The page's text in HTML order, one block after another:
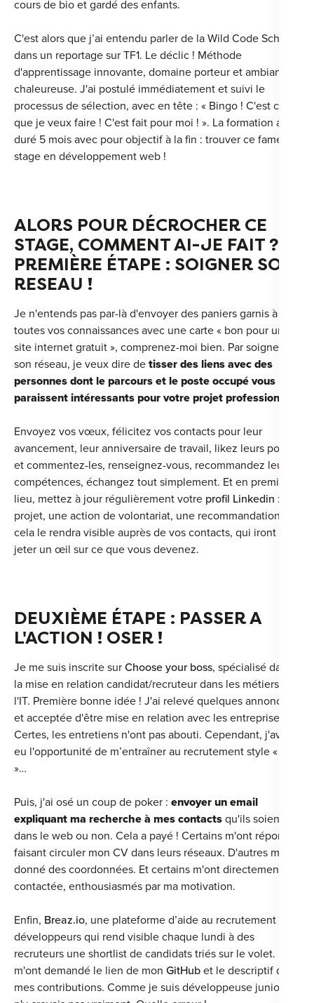
cours de bio et gardé des enfants.
C'est alors que j’ai entendu parler de la Wild Code School,
dans un reportage sur TF1. Le déclic ! Méthode
d'apprentissage innovante, domaine porteur et ambiance
chaleureuse. J'ai postulé immédiatement et suivi le
processus de sélection, avec en tête : « Bingo ! C'est ce
que je veux faire ! C'est fait pour moi ! ». La formation a
duré 5 mois avec pour objectif à la fin : trouver ce fameux
stage en développement web !
ALORS POUR DÉCROCHER CE
STAGE, COMMENT AI-JE FAIT ?
PREMIÈRE ÉTAPE : SOIGNER SON
RESEAU !
Je n'entends pas par-là d'envoyer des paniers garnis à
toutes vos connaissances avec une carte « bon pour un
site internet gratuit », comprenez-moi bien. Par soigner
son réseau, je veux dire de tisser des liens avec des
personnes dont le parcours et le poste occupé vous
paraissent intéressants pour votre projet professionnel.
Envoyez vos vœux, félicitez vos contacts pour leur
avancement, leur anniversaire de travail, likez leurs posts
et commentez-les, renseignez-vous, recommandez leurs
compétences, échangez tout simplement. Et en premier
lieu, mettez à jour régulièrement votre profil Linkedin : un
projet, une action de volontariat, une recommandation ;
cela le rendra visible auprès de vos contacts, qui iront
jeter un œil sur ce que vous devenez.
DEUXIÈME ÉTAPE : PASSER A
L'ACTION ! OSER !
Je me suis inscrite sur Choose your boss, spécialisé dans
la mise en relation candidat/recruteur dans les métiers de
l'IT. Première bonne idée ! J'ai relevé quelques annonces
et acceptée d'être mise en relation avec les entreprises.
Certes, les entretiens n'ont pas abouti. Cependant, j'avais
eu l'opportunité de m’entraîner au recrutement style « dév
»…
Puis, j'ai osé un coup de poker : envoyer un email
expliquant ma recherche à mes contacts qu'ils soient
dans le web ou non. Cela a payé ! Certains m'ont répondu,
faisant circuler mon CV dans leurs réseaux. D'autres m'ont
donné des coordonnées. Et certains m'ont directement
contactée, enthousiasmés par ma motivation.
Enfin, Breaz.io, une plateforme d’aide au recrutement de
développeurs qui rend visible chaque lundi à des
recruteurs une shortlist de candidats triés sur le volet. Ils
m'ont demandé le lien de mon GitHub et le descriptif de
mes contributions. Comme je suis développeuse junior, je